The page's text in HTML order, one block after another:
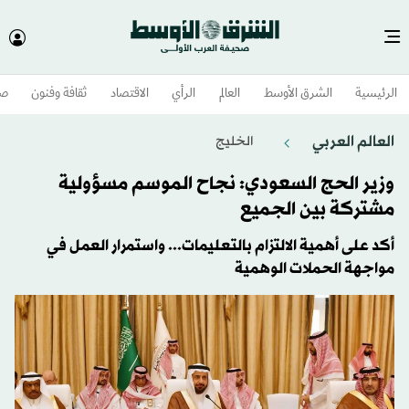
الرئيسية الشرق الأوسط​ العالم الرأي الاقتصاد ثقافة وفنون
العالم العربي الخليج
وزير الحج السعودي: نجاح الموسم مسؤولية
مشتركة بين الجميع
أكد على أهمية الالتزام بالتعليمات... واستمرار العمل في
مواجهة الحملات الوهمية